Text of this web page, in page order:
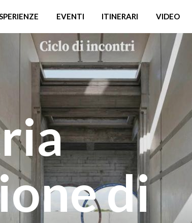
EVENTI ITINERARI VIDEO
di